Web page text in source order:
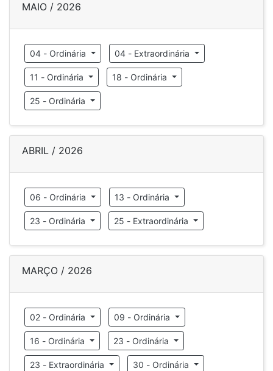
MAIO / 2026
04 - Ordinária 04 - Extraordinária
11 - Ordinária 18 - Ordinária
25 - Ordinária
ABRIL / 2026
06 - Ordinária 13 - Ordinária
23 - Ordinária 25 - Extraordinária
MARÇO / 2026
02 - Ordinária 09 - Ordinária
16 - Ordinária 23 - Ordinária
23 - Extraordinária 30 - Ordinária